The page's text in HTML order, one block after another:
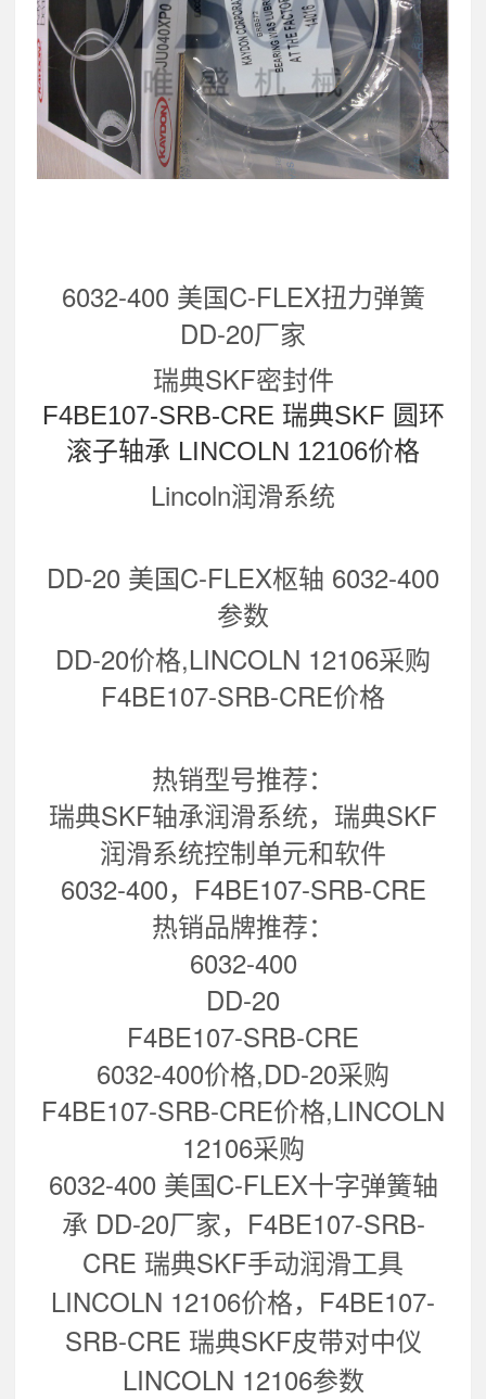
6032-400 美国C-FLEX扭力弹簧
DD-20厂家
瑞典SKF密封件
F4BE107-SRB-CRE 瑞典SKF 圆环
滚子轴承 LINCOLN 12106价格
Lincoln润滑系统
DD-20 美国C-FLEX枢轴 6032-400
参数
DD-20价格,LINCOLN 12106采购
F4BE107-SRB-CRE价格
热销型号推荐：
瑞典SKF轴承润滑系统，瑞典SKF
润滑系统控制单元和软件
6032-400，F4BE107-SRB-CRE
热销品牌推荐：
6032-400
DD-20
F4BE107-SRB-CRE
6032-400价格,DD-20采购
F4BE107-SRB-CRE价格,LINCOLN
12106采购
6032-400 美国C-FLEX十字弹簧轴
承 DD-20厂家， F4BE107-SRB-
CRE 瑞典SKF手动润滑工具
LINCOLN 12106价格， F4BE107-
SRB-CRE 瑞典SKF皮带对中仪
LINCOLN 12106参数